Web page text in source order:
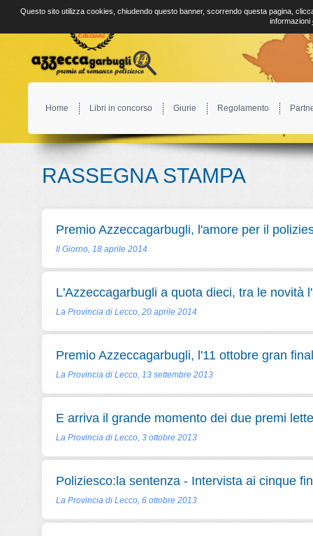
Home Libri in concorso Giurie Regolamento
RASSEGNA STAMPA
Premio Azzeccagarbugli, l'amore per il
Il Giorno, 18 aprile 2014
L'Azzeccagarbugli a quota dieci, tra le novità
La Provincia di Lecco, 20 aprile 2014
Premio Azzeccagarbugli, l'11 ottobre gran
La Provincia di Lecco, 13 settembre 2013
E arriva il grande momento dei due premi
La Provincia di Lecco, 3 ottobre 2013
Poliziesco:la sentenza - Intervista ai cinque
La Provincia di Lecco, 6 ottobre 2013
Questo sito utilizza cookies, chiudendo questo banner, scorrendo questa pagina,
informazioni